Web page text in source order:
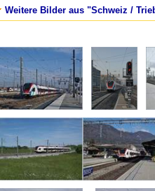
Weitere Bilder aus "Schweiz /